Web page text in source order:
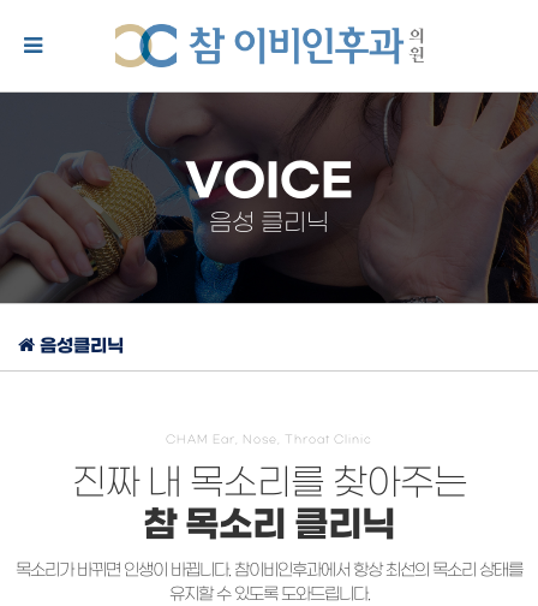
VOICE
음성 클리닉
음성클리닉
CHAM Ear, Nose, Throat Clinic
진짜 내 목소리를 찾아주는
참 목소리 클리닉
목소리가 바뀌면 인생이 바뀝니다. 참이비인후과에서 항상 최선의 목소리 상태를
유지할 수 있도록 도와드립니다.